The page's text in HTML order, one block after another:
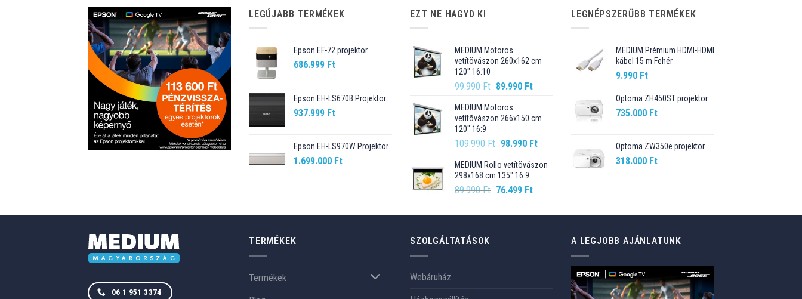
választhatók
ki
LEGÚJABB TERMÉKEK
Epson EF-72 projektor
686.999 Ft
Epson EH-LS670B Projektor
937.999 Ft
Epson EH-LS970W Projektor
1.699.000 Ft
EZT NE HAGYD KI
MEDIUM Motoros
vetítõvászon 260x162 cm
120" 16:10
99.990Ft Original
was:
99.990 Ft.
89.990 FtCurrent
89.990 Ft.
MEDIUM Motoros
vetítõvászon 266x150 cm
120" 16:9
109.990Ft Original
was:
109.990 Ft.
98.990 FtCurrent
is:
MEDIUM Rollo vetítõvászon
298x168 cm 135" 16:9
89.990Ft Original
was:
76.499 FtCurrent
is:
LEGNÉPSZERŰBB TERMÉKEK
MEDIUM Prémium HDMI-HDMI
kábel 15 m Fehér
9.990 Ft
Optoma ZH450ST projektor
735.000 Ft
Optoma ZW350e projektor
318.000 Ft
06 1 951 3374
TERMÉKEK
Termékek
SZOLGÁLTATÁSOK
Webáruház
A LEGJOBB AJÁNLATUNK